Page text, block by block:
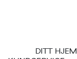
DITT